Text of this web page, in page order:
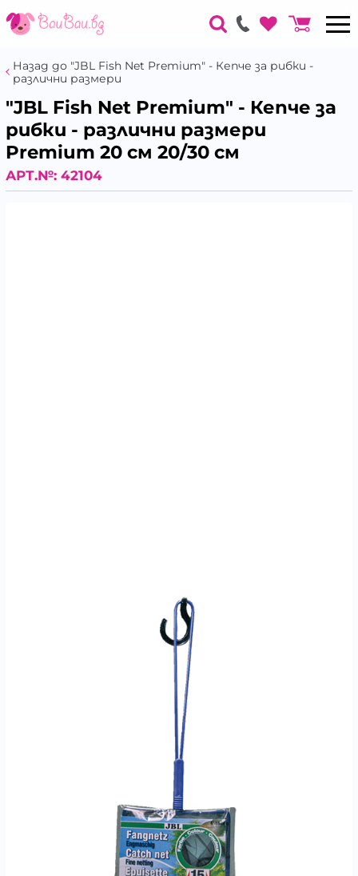
Назад до "JBL Fish Net Premium" - Кепче за рибки -
различни размери
"JBL Fish Net Premium" - Кепче за
рибки - различни размери
Premium 20 см 20/30 см
АРТ.№: 42104